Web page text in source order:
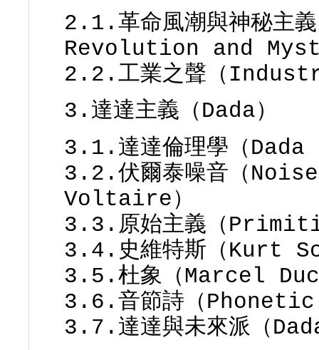
2.1.革命風潮與神秘主
Revolution and
2.2.工業之聲（
3.達達主義（Dada）
3.1.達達倫理學（
3.2.伏爾泰噪音（
Voltaire）
3.3.原始主義（
3.4.史維特斯（Kurt
3.5.杜象（Marcel
3.6.音節詩（
3.7.達達與未來派（